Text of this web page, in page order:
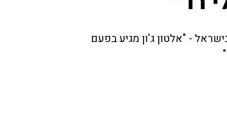
- "אלטון ג'ון מגיע בפעם